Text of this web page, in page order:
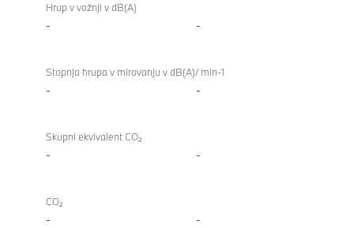
Hrup v vožnji v dB(A)
- -
Stopnja hrupa v mirovanju v dB(A)/ min-1
- -
Skupni ekvivalent CO₂
- -
CO₂
- -